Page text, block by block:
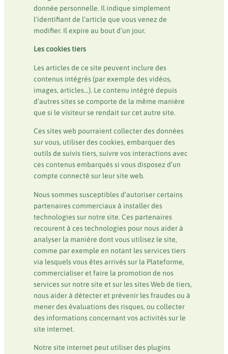
donnée personnelle. Il indique simplement
l’identifiant de l’article que vous venez de
modifier. Il expire au bout d’un jour.
Les cookies tiers
Les articles de ce site peuvent inclure des
contenus intégrés (par exemple des vidéos,
images, articles…). Le contenu intégré depuis
d’autres sites se comporte de la même manière
que si le visiteur se rendait sur cet autre site.
Ces sites web pourraient collecter des données
sur vous, utiliser des cookies, embarquer des
outils de suivis tiers, suivre vos interactions avec
ces contenus embarqués si vous disposez d’un
compte connecté sur leur site web.
Nous sommes susceptibles d’autoriser certains
partenaires commerciaux à installer des
technologies sur notre site. Ces partenaires
recourent à ces technologies pour nous aider à
analyser la manière dont vous utilisez le site,
comme par exemple en notant les services tiers
via lesquels vous êtes arrivés sur la Plateforme,
commercialiser et faire la promotion de nos
services sur notre site et sur les sites Web de tiers,
nous aider à détecter et prévenir les fraudes ou à
mener des évaluations des risques, ou collecter
des informations concernant vos activités sur le
site internet.
Notre site internet peut utiliser des plugins